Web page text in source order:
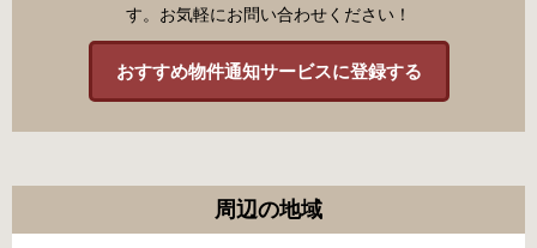
す。お気軽にお問い合わせください！
おすすめ物件通知サービスに登録する
周辺の地域